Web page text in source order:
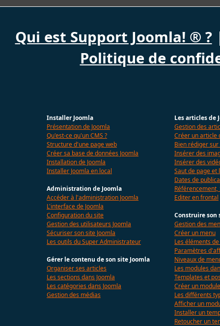
Qui est Support Joomla! ® ?
Politique de
Installer Joomla
Présentation de Joomla
Qu'est-ce qu'un CMS ?
Structure d'une page web
Créer sa base de données Joomla
Installation de Joomla
Installer Joomla en local
Administration de Joomla
Accéder à l'administration Joomla
L'interface de Joomla
Configuration du site
Gestion des utilisateurs Joomla
Sécuriser son site Joomla
Les outils du Super Administrateur
Gérer le contenu de son site Joomla
Organiser ses articles
Les sections dans Joomla
Les catégories dans Joomla
Gestion des médias
Les articles de
Gestion des
Créer un article
Bien rédiger
Insérer des
Insérer des
Saut de page et
Dates de
Référencement,
Editer en frontal
Construire son
Gestion des
Créer un menu
Les éléments
Paramètres
Niveaux de
Les modules
Templates et
Créer un module
Les différents
Afficher un
Installer un
Retoucher un